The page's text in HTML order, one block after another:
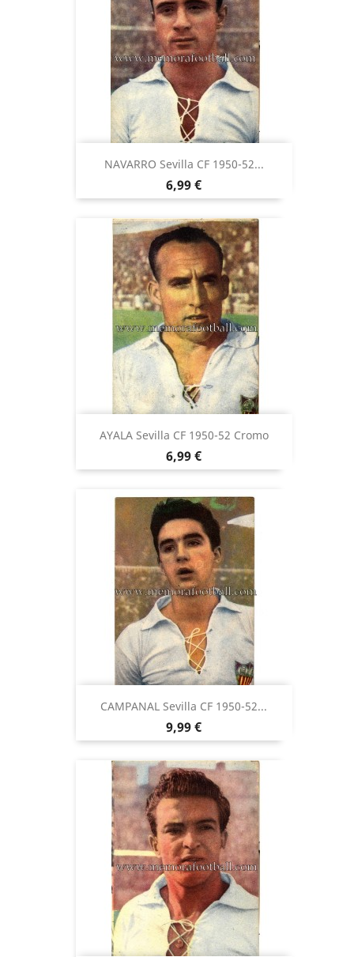
NAVARRO Sevilla CF 1950-52...
Precio
6,99 €
AYALA Sevilla CF 1950-52 Cromo
Precio
6,99 €
CAMPANAL Sevilla CF 1950-52...
Precio
9,99 €